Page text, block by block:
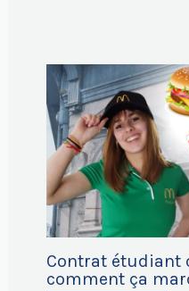
Contrat étudiant
comment ça